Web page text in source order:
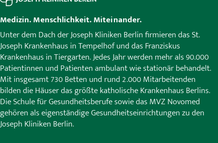
Medizin. Menschlichkeit. Miteinander.
Unter dem Dach der Joseph Kliniken Berlin firmieren das St.
Joseph Krankenhaus in Tempelhof und das Franziskus
Krankenhaus in Tiergarten. Jedes Jahr werden mehr als 90.000
Patientinnen und Patienten ambulant wie stationär behandelt.
Mit insgesamt 730 Betten und rund 2.000 Mitarbeitenden
bilden die Häuser das größte katholische Krankenhaus Berlins.
Die Schule für Gesundheitsberufe sowie das MVZ Novomed
gehören als eigenständige Gesundheitseinrichtungen zu den
Joseph Kliniken Berlin.